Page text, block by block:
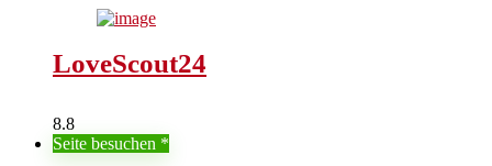
LoveScout24
8.8
Seite besuchen